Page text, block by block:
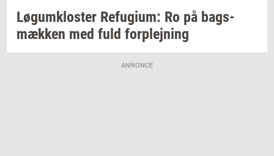
Løgum­klo­ster Re­fu­gi­um: Ro på bags­
mæk­ken med fuld for­plej­ning
ANNONCE